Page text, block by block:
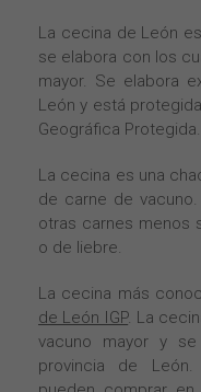
La cecina de León
se elabora con los
mayor. Se elabora
León y está
Geográfica Protegida.
La cecina es una
de carne de
otras carnes menos
o de liebre.
La cecina más
de León IGP. La
vacuno mayor y
provincia de